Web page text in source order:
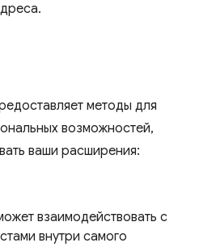
методы для
возможностей,
ваши расширения:
взаимодействовать с
внутри самого